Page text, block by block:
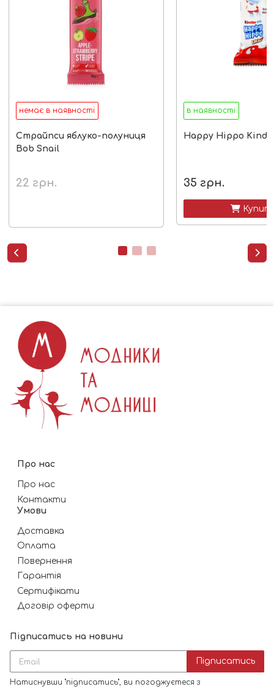
немає в наявності
Страйпси яблуко-полуниця
Bob Snail
22 грн.
в наявності
Happy Hippo
35 грн.

 
Про нас
Про нас
Контакти
Умови
Доставка
Оплата
Повернення
Гарантія
Сертифікати
Договір оферти
Підписатись на новини
Підписатись
Натиснувши "підписатись", ви погоджуєтеся з